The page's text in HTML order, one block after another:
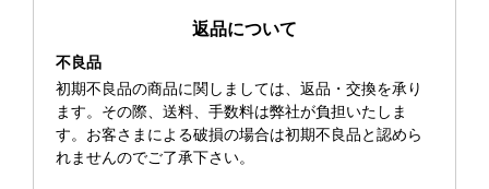
返品について
不良品
初期不良品の商品に関しましては、返品・交換を承り
ます。その際、送料、手数料は弊社が負担いたしま
す。お客さまによる破損の場合は初期不良品と認めら
れませんのでご了承下さい。